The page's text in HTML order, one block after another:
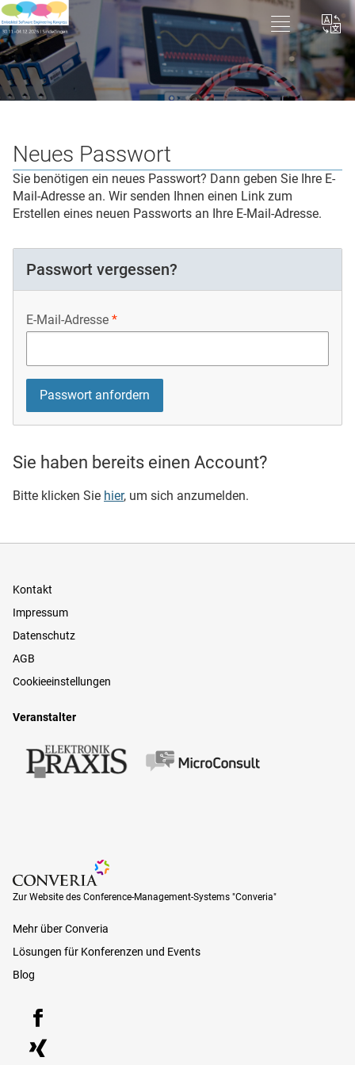
Neues Passwort
Sie benötigen ein neues Passwort? Dann geben Sie Ihre E-
Mail-Adresse an. Wir senden Ihnen einen Link zum
Erstellen eines neuen Passworts an Ihre E-Mail-Adresse.
Passwort vergessen?
E-Mail-Adresse
Sie haben bereits einen Account?
Bitte klicken Sie hier, um sich anzumelden.
Kontakt
Impressum
Datenschutz
AGB
Cookieeinstellungen
Veranstalter
Zur Website des Conference-Management-Systems "Converia"
Zur Website des Conference-Management-Systems "Converia"
Mehr über Converia
Lösungen für Konferenzen und Events
Blog